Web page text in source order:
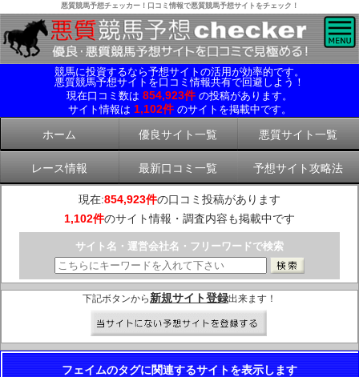
悪質競馬予想チェッカー！口コミ情報で悪質競馬予想サイトをチェック！
競馬に投資するなら予想サイトの活用が効率的です。
悪質競馬予想サイトを口コミ情報共有で回避しよう！
現在口コミ数は 854,923件 の投稿があります。
サイト情報は 1,102件 のサイトを掲載中です。
ホーム 優良サイト一覧 悪質サイト一覧
レース情報 最新口コミ一覧 予想サイト攻略法
現在:854,923件の口コミ投稿があります
1,102件のサイト情報・調査内容も掲載中です
サイト名・運営会社名・フリーワードで検索
下記ボタンから 新規サイト登録出来ます！
フェイムのタグに関連するサイトを表示します